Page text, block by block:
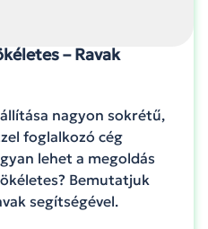
– Ravak
nagyon sokrétű,
foglalkozó cég
lehet a megoldás
Bemutatjuk
segítségével.